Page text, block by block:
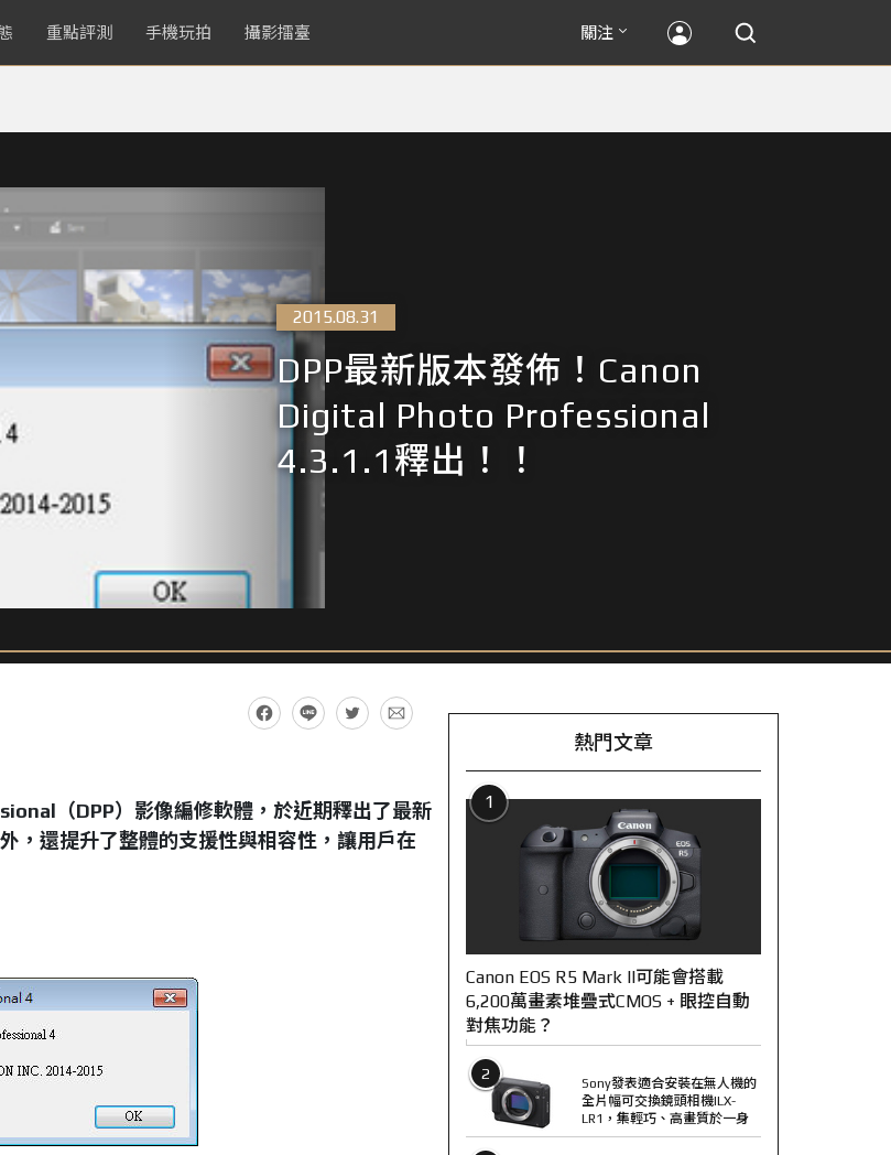
重點評測 手機玩拍 攝影擂臺 關注
2015.08.31
DPP最新版本發佈！Canon
Digital Photo Professional
4.3.1.1釋出！！
（DPP）影像編修軟體，於近期釋出了最新
，還提升了整體的支援性與相容性，讓用戶在
熱門文章
1
Canon EOS R5 Mark II可能會搭載
6,200萬畫素堆疊式CMOS + 眼控自動
對焦功能？
2
Sony發表適合安裝在無人機的
全片幅可交換鏡頭相機ILX-
LR1，集輕巧、高畫質於一身